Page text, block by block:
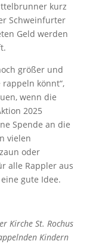
kurz
Schweinfurter
Geld werden
größer und
könnt“,
wenn die
2025
Spende an die
vielen
oder
alle Rappler aus
gute Idee.
Kirche St. Rochus
Kindern